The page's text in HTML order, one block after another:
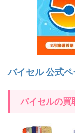
バイセル 公式
バイセルの買